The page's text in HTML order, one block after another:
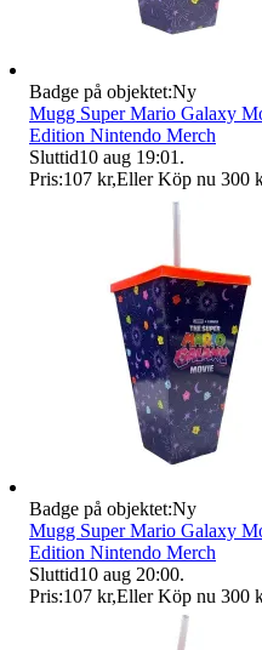
Badge på objektet:Ny
Mugg Super Mario Galaxy
Edition Nintendo Merch
Sluttid10 aug 19:01 .
Pris:107 kr,Eller Köp nu 300
Badge på objektet:Ny
Mugg Super Mario Galaxy
Edition Nintendo Merch
Sluttid10 aug 20:00.
Pris:107 kr,Eller Köp nu 300